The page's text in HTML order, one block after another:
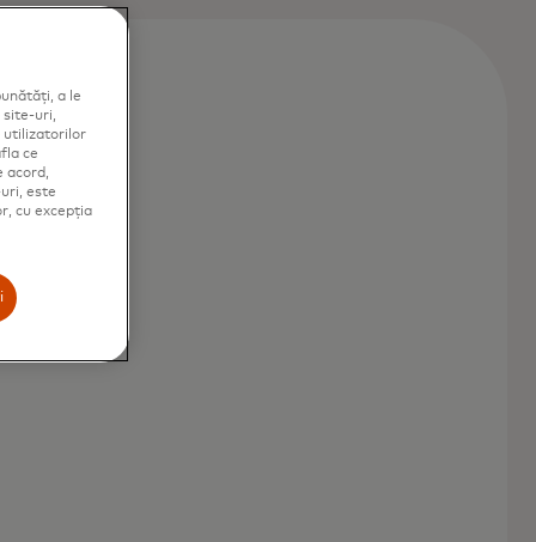
a le
uri,
utilizatorilor
ce
este
cu excepția